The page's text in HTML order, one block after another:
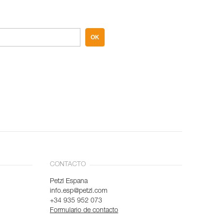
OK
CONTACTO
Petzl Espana
info.esp@petzl.com
+34 935 952 073
Formulario de contacto